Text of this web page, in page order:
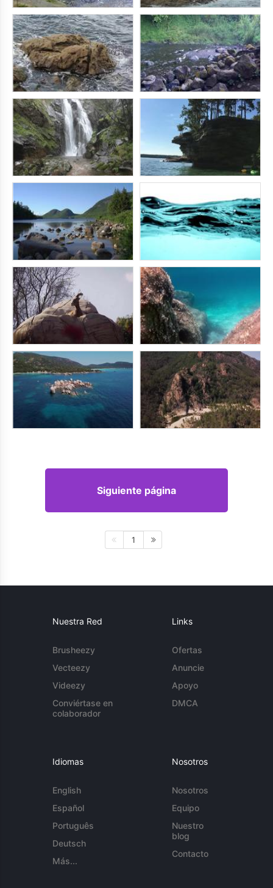
Siguiente página
1
Nuestra Red
Brusheezy
Vecteezy
Videezy
Conviértase en
colaborador
Links
Ofertas
Anuncie
Apoyo
DMCA
Idiomas
English
Español
Português
Deutsch
Más...
Nosotros
Nosotros
Equipo
Nuestro
blog
Contacto